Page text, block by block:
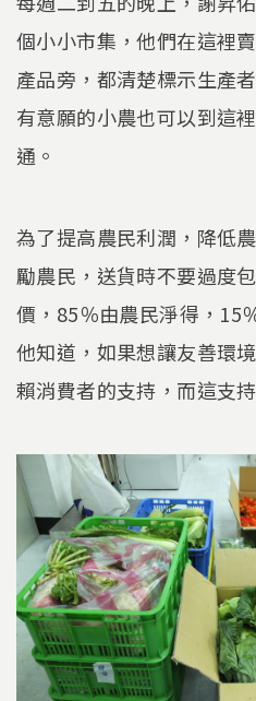
個小小市集，他們在這裡
產品旁，都清楚標示生產
有意願的小農也可以到這
通。
為了提高農民利潤，降低
勵農民，送貨時不要過度
價，85％由農民淨得，15
他知道，如果想讓友善環
賴消費者的支持，而這支